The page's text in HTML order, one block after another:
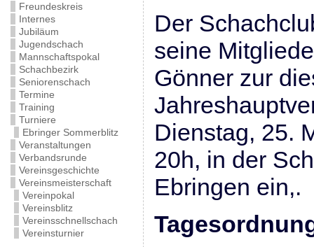
Freundeskreis
Internes
Jubiläum
Jugendschach
Mannschaftspokal
Schachbezirk
Seniorenschach
Termine
Training
Turniere
Ebringer Sommerblitz
Veranstaltungen
Verbandsrunde
Vereinsgeschichte
Vereinsmeisterschaft
Vereinpokal
Vereinsblitz
Vereinsschnellschach
Vereinsturnier
Der
seine
Gönner zur
Dienstag, 25.
20h, in der
Ebringen ein,.